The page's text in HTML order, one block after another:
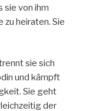
sie von ihm
zu heiraten. Sie
sie sich
und kämpft
Sie geht
der